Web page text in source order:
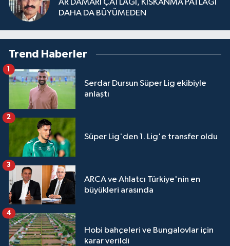
AR DAMARI ÇATLAĞI, KISKANMA PATLAĞI
DAHA DA BÜYÜMEDEN
Trend Haberler
Serdar Dursun Süper Lig ekibiyle
anlaştı
1
Süper Lig'den 1. Lig'e transfer oldu
2
ARCA ve Ahlatcı Türkiye'nin en
büyükleri arasında
3
Hobi bahçeleri ve Bungalovlar için
karar verildi
4